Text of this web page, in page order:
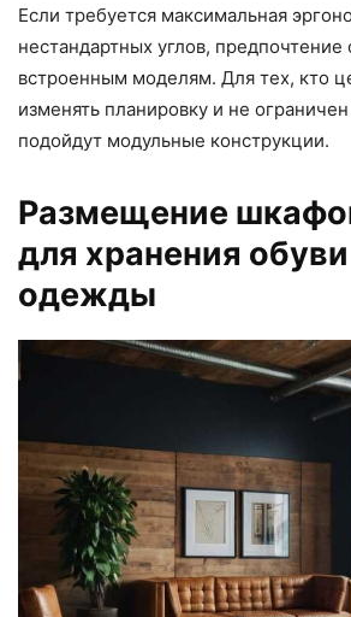
Если требуется максимальная
нестандартных углов, предпочтение
встроенным моделям. Для тех, кто
изменять планировку и не
подойдут модульные конструкции.
Размещение
для хранения
одежды